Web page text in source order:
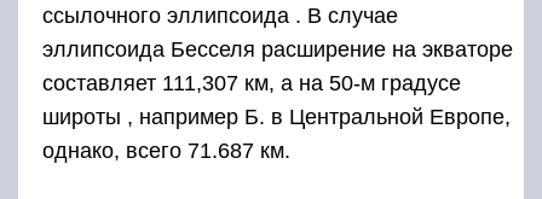
ссылочного эллипсоида . В случае
эллипсоида Бесселя расширение на экваторе
составляет 111,307 км, а на 50-м градусе
широты , например Б. в Центральной Европе,
однако, всего 71.687 км.